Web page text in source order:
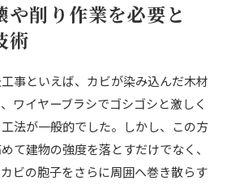
や削り作業を必要と
術
事といえば、カビが染み込んだ木材
ワイヤーブラシでゴシゴシと激しく
法が一般的でした。しかし、この方
て建物の強度を落とすだけでなく、
ビの胞子をさらに周囲へ巻き散らす